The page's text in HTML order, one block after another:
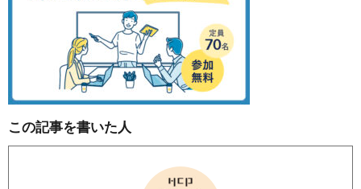
この記事を書いた人